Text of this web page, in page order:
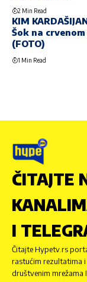
2 Min Read
KIM
Šok na
(FOTO)
1 Min Read
ČITAJTE
I
Čitajte Hypetv.rs
rastućim rezultatima
društvenim mrežama